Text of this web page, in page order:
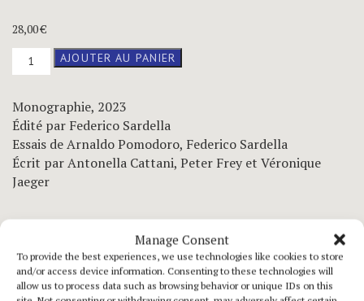
Manage Consent
To provide the best experiences, we use technologies like cookies to store
and/or access device information. Consenting to these technologies will
allow us to process data such as browsing behavior or unique IDs on this
28,00€
quantité
AJOUTER AU PANIER
Monographie, 2023
Édité par Federico Sardella
Essais de Arnaldo Pomodoro, Federico Sardella
Écrit par Antonella Cattani, Peter Frey et Véronique
Jaeger
The Genesis of the Sign
Jaeger (pages 141-142)
Il faut avoir vu Antonella Zazzera œuvrer quotidiennement,